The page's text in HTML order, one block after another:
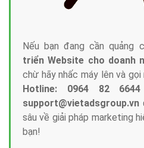
Nếu bạn đang cần quảng
triển Website cho doanh
chừ hãy nhấc máy lên và
Hotline: 0964 82
support@vietadsgroup.vn
sâu về giải pháp marketing
bạn!